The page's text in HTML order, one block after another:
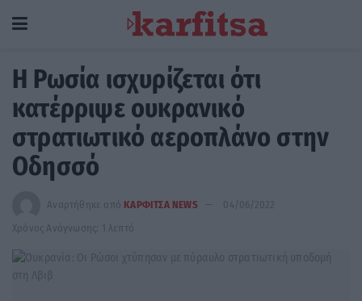
Η Ρωσία ισχυρίζεται ότι
κατέρριψε ουκρανικό
στρατιωτικό αεροπλάνο στην
Οδησσό
Αναρτήθηκε από ΚΑΡΦΙΤΣΑ NEWS
04/06/2022
Χρόνος Ανάγνωσης: 1 λεπτό